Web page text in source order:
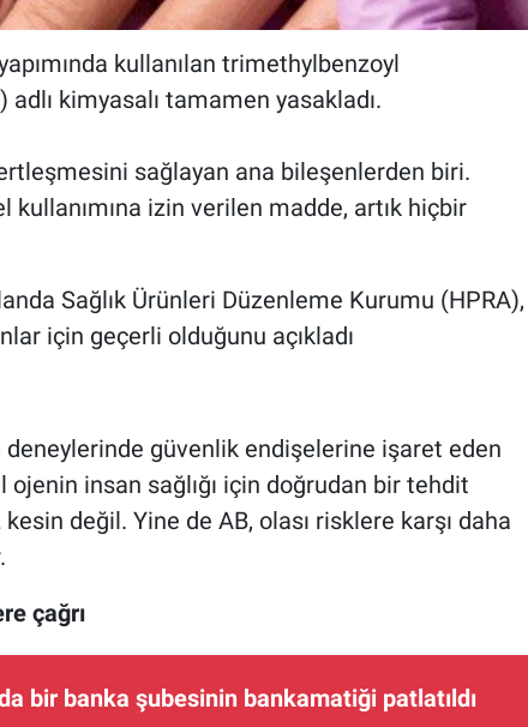
kullanılan trimethylbenzoyl
kimyasalı tamamen yasakladı.
sağlayan ana bileşenlerden biri.
kullanımına izin verilen madde, artık hiçbir
Sağlık Ürünleri Düzenleme Kurumu (HPRA),
için geçerli olduğunu açıkladı
deneylerinde güvenlik endişelerine işaret eden
ojenin insan sağlığı için doğrudan bir tehdit
değil. Yine de AB, olası risklere karşı daha
çağrı
bir banka şubesinin bankamatiği patlatıldı